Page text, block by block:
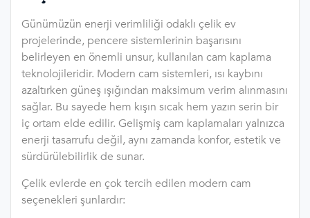
Günümüzün enerji verimliliği odaklı çelik ev
projelerinde, pencere sistemlerinin başarısını
belirleyen en önemli unsur, kullanılan cam kaplama
teknolojileridir. Modern cam sistemleri, ısı kaybını
azaltırken güneş ışığından maksimum verim alınmasını
sağlar. Bu sayede hem kışın sıcak hem yazın serin bir
iç ortam elde edilir. Gelişmiş cam kaplamaları yalnızca
enerji tasarrufu değil, aynı zamanda konfor, estetik ve
sürdürülebilirlik de sunar.
Çelik evlerde en çok tercih edilen modern cam
seçenekleri şunlardır: